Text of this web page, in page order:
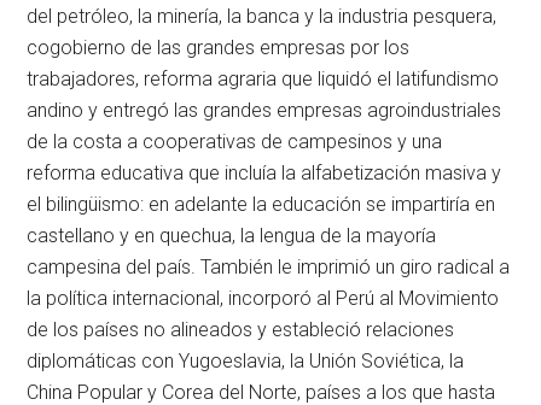
del petróleo, la minería, la banca y la industria pesquera,
cogobierno de las grandes empresas por los
trabajadores, reforma agraria que liquidó el latifundismo
andino y entregó las grandes empresas agroindustriales
de la costa a cooperativas de campesinos y una
reforma educativa que incluía la alfabetización masiva y
el bilingüismo: en adelante la educación se impartiría en
castellano y en quechua, la lengua de la mayoría
campesina del país. También le imprimió un giro radical a
la política internacional, incorporó al Perú al Movimiento
de los países no alineados y estableció relaciones
diplomáticas con Yugoeslavia, la Unión Soviética, la
China Popular y Corea del Norte, países a los que hasta